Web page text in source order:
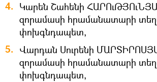
Կարեն Շահենի
զորամասի հրամանատարի
փոխգնդապետ,
Վարդան Սուրենի
զորամասի հրամանատարի
փոխգնդապետ,